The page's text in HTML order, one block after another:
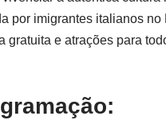
por imigrantes italianos
gratuita e atrações para